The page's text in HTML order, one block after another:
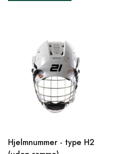
Hjelmnummer - type H2